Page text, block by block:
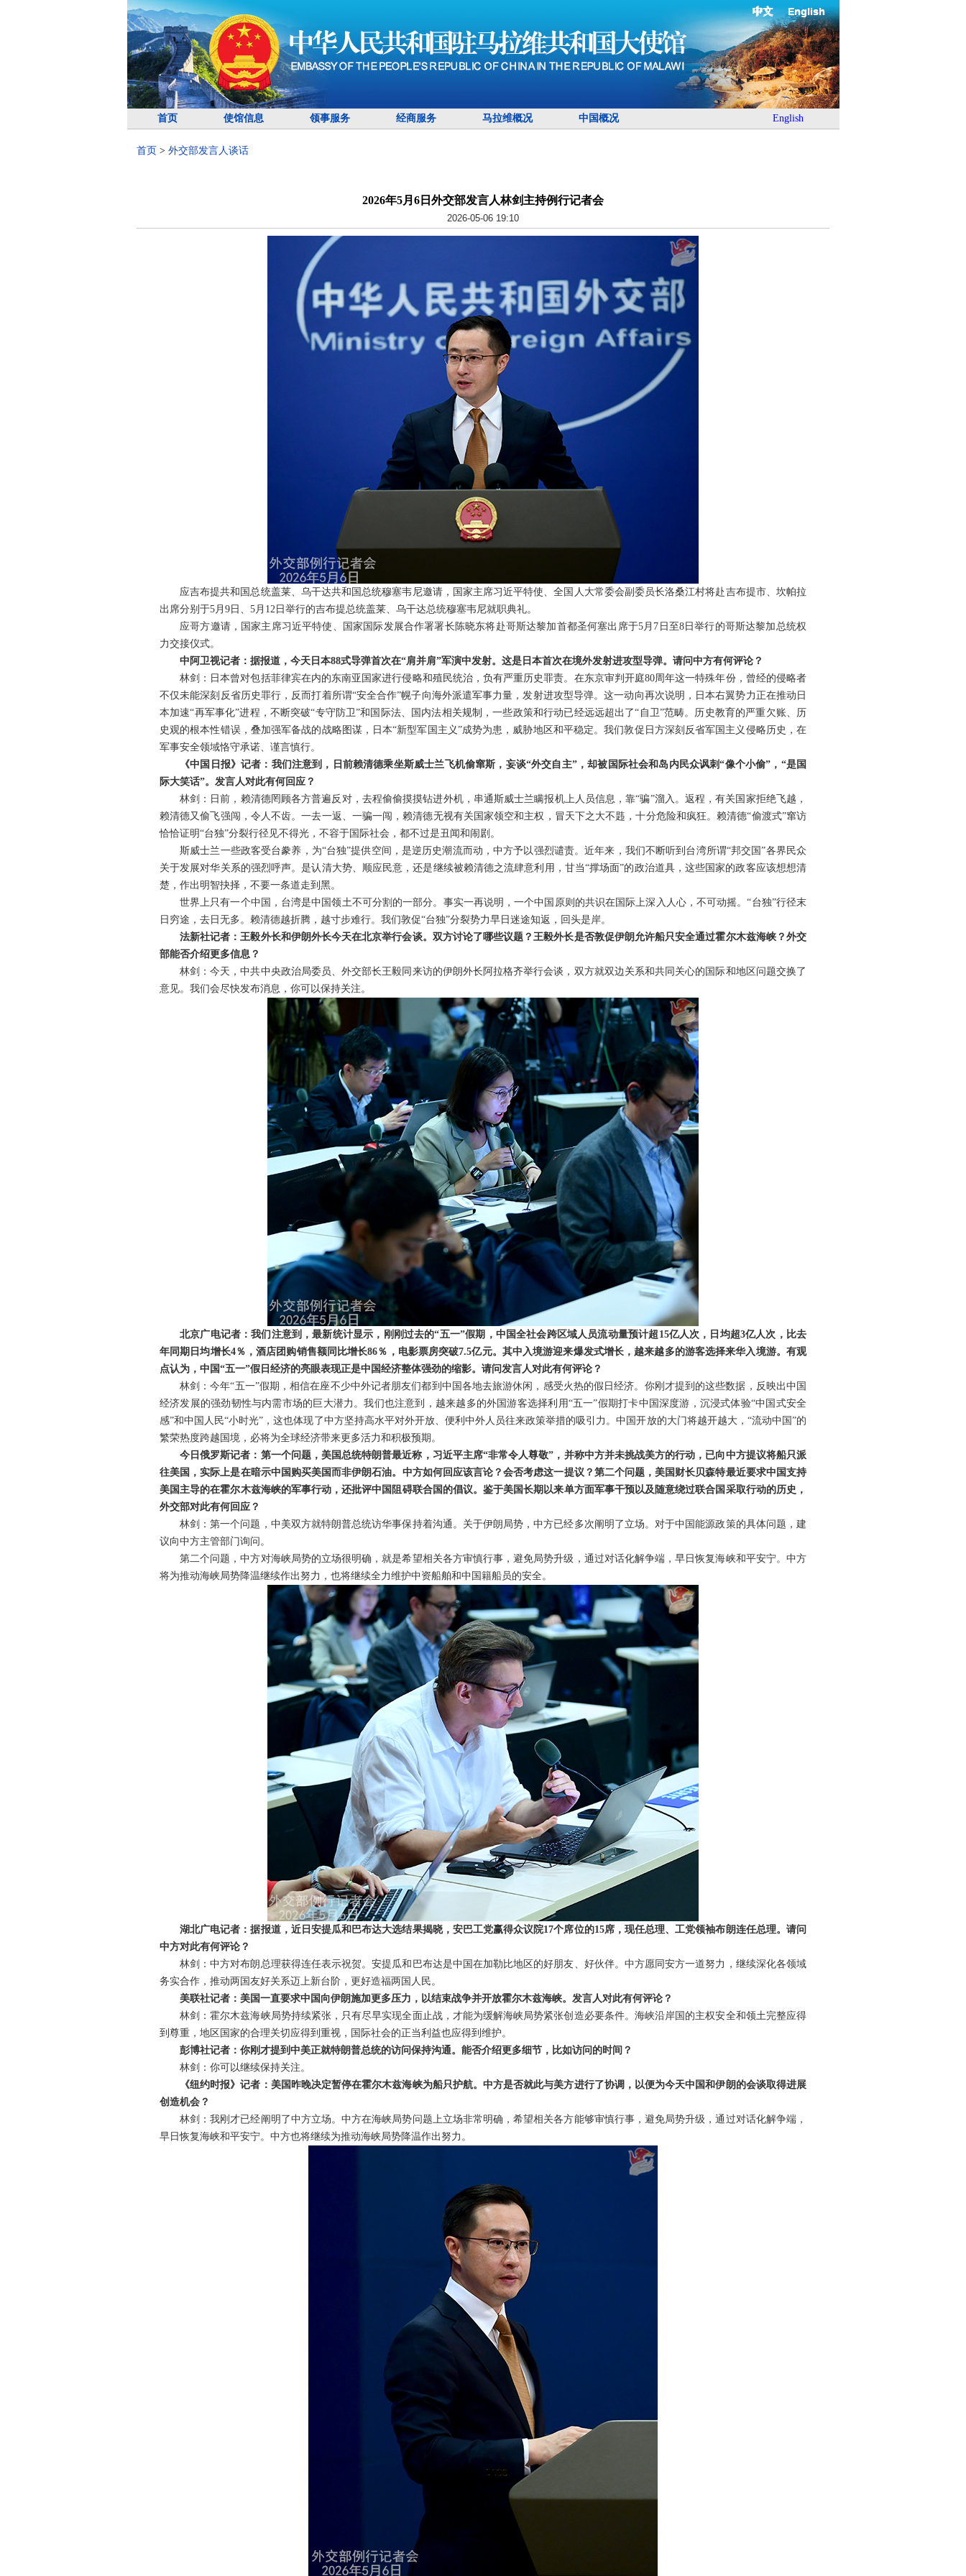
English
中文
首页 使馆信息 领事服务 经商服务 马拉维概况 中国概况 English
首页 > 外交部发言人谈话
2026年5月6日外交部发言人林剑主持例行记者会
2026-05-06 19:10
应吉布提共和国总统盖莱、乌干达共和国总统穆塞韦尼邀请，国家主席习近平特使、全国人大常委会副委员长洛桑江村将赴吉布提市、坎帕拉
出席分别于5月9日、5月12日举行的吉布提总统盖莱、乌干达总统穆塞韦尼就职典礼。
应哥方邀请，国家主席习近平特使、国家国际发展合作署署长陈晓东将赴哥斯达黎加首都圣何塞出席于5月7日至8日举行的哥斯达黎加总统权
力交接仪式。
中阿卫视记者：据报道，今天日本88式导弹首次在“肩并肩”军演中发射。这是日本首次在境外发射进攻型导弹。请问中方有何评论？
林剑：日本曾对包括菲律宾在内的东南亚国家进行侵略和殖民统治，负有严重历史罪责。在东京审判开庭80周年这一特殊年份，曾经的侵略者
不仅未能深刻反省历史罪行，反而打着所谓“安全合作”幌子向海外派遣军事力量，发射进攻型导弹。这一动向再次说明，日本右翼势力正在推动日
本加速“再军事化”进程，不断突破“专守防卫”和国际法、国内法相关规制，一些政策和行动已经远远超出了“自卫”范畴。历史教育的严重欠账、历
史观的根本性错误，叠加强军备战的战略图谋，日本“新型军国主义”成势为患，威胁地区和平稳定。我们敦促日方深刻反省军国主义侵略历史，在
军事安全领域恪守承诺、谨言慎行。
《中国日报》记者：我们注意到，日前赖清德乘坐斯威士兰飞机偷窜斯，妄谈“外交自主”，却被国际社会和岛内民众讽刺“像个小偷”，“是国
际大笑话”。发言人对此有何回应？
林剑：日前，赖清德罔顾各方普遍反对，去程偷偷摸摸钻进外机，串通斯威士兰瞒报机上人员信息，靠“骗”溜入。返程，有关国家拒绝飞越，
赖清德又偷飞强闯，令人不齿。一去一返、一骗一闯，赖清德无视有关国家领空和主权，冒天下之大不韪，十分危险和疯狂。赖清德“偷渡式”窜访
恰恰证明“台独”分裂行径见不得光，不容于国际社会，都不过是丑闻和闹剧。
斯威士兰一些政客受台豢养，为“台独”提供空间，是逆历史潮流而动，中方予以强烈谴责。近年来，我们不断听到台湾所谓“邦交国”各界民众
关于发展对华关系的强烈呼声。是认清大势、顺应民意，还是继续被赖清德之流肆意利用，甘当“撑场面”的政治道具，这些国家的政客应该想想清
楚，作出明智抉择，不要一条道走到黑。
世界上只有一个中国，台湾是中国领土不可分割的一部分。事实一再说明，一个中国原则的共识在国际上深入人心，不可动摇。“台独”行径末
日穷途，去日无多。赖清德越折腾，越寸步难行。我们敦促“台独”分裂势力早日迷途知返，回头是岸。
法新社记者：王毅外长和伊朗外长今天在北京举行会谈。双方讨论了哪些议题？王毅外长是否敦促伊朗允许船只安全通过霍尔木兹海峡？外交
部能否介绍更多信息？
林剑：今天，中共中央政治局委员、外交部长王毅同来访的伊朗外长阿拉格齐举行会谈，双方就双边关系和共同关心的国际和地区问题交换了
意见。我们会尽快发布消息，你可以保持关注。
北京广电记者：我们注意到，最新统计显示，刚刚过去的“五一”假期，中国全社会跨区域人员流动量预计超15亿人次，日均超3亿人次，比去
年同期日均增长4％，酒店团购销售额同比增长86％，电影票房突破7.5亿元。其中入境游迎来爆发式增长，越来越多的游客选择来华入境游。有观
点认为，中国“五一”假日经济的亮眼表现正是中国经济整体强劲的缩影。请问发言人对此有何评论？
林剑：今年“五一”假期，相信在座不少中外记者朋友们都到中国各地去旅游休闲，感受火热的假日经济。你刚才提到的这些数据，反映出中国
经济发展的强劲韧性与内需市场的巨大潜力。我们也注意到，越来越多的外国游客选择利用“五一”假期打卡中国深度游，沉浸式体验“中国式安全
感”和中国人民“小时光”，这也体现了中方坚持高水平对外开放、便利中外人员往来政策举措的吸引力。中国开放的大门将越开越大，“流动中国”的
繁荣热度跨越国境，必将为全球经济带来更多活力和积极预期。
今日俄罗斯记者：第一个问题，美国总统特朗普最近称，习近平主席“非常令人尊敬”，并称中方并未挑战美方的行动，已向中方提议将船只派
往美国，实际上是在暗示中国购买美国而非伊朗石油。中方如何回应该言论？会否考虑这一提议？第二个问题，美国财长贝森特最近要求中国支持
美国主导的在霍尔木兹海峡的军事行动，还批评中国阻碍联合国的倡议。鉴于美国长期以来单方面军事干预以及随意绕过联合国采取行动的历史，
外交部对此有何回应？
林剑：第一个问题，中美双方就特朗普总统访华事保持着沟通。关于伊朗局势，中方已经多次阐明了立场。对于中国能源政策的具体问题，建
议向中方主管部门询问。
第二个问题，中方对海峡局势的立场很明确，就是希望相关各方审慎行事，避免局势升级，通过对话化解争端，早日恢复海峡和平安宁。中方
将为推动海峡局势降温继续作出努力，也将继续全力维护中资船舶和中国籍船员的安全。
湖北广电记者：据报道，近日安提瓜和巴布达大选结果揭晓，安巴工党赢得众议院17个席位的15席，现任总理、工党领袖布朗连任总理。请问
中方对此有何评论？
林剑：中方对布朗总理获得连任表示祝贺。安提瓜和巴布达是中国在加勒比地区的好朋友、好伙伴。中方愿同安方一道努力，继续深化各领域
务实合作，推动两国友好关系迈上新台阶，更好造福两国人民。
美联社记者：美国一直要求中国向伊朗施加更多压力，以结束战争并开放霍尔木兹海峡。发言人对此有何评论？
林剑：霍尔木兹海峡局势持续紧张，只有尽早实现全面止战，才能为缓解海峡局势紧张创造必要条件。海峡沿岸国的主权安全和领土完整应得
到尊重，地区国家的合理关切应得到重视，国际社会的正当利益也应得到维护。
彭博社记者：你刚才提到中美正就特朗普总统的访问保持沟通。能否介绍更多细节，比如访问的时间？
林剑：你可以继续保持关注。
《纽约时报》记者：美国昨晚决定暂停在霍尔木兹海峡为船只护航。中方是否就此与美方进行了协调，以便为今天中国和伊朗的会谈取得进展
创造机会？
林剑：我刚才已经阐明了中方立场。中方在海峡局势问题上立场非常明确，希望相关各方能够审慎行事，避免局势升级，通过对话化解争端，
早日恢复海峡和平安宁。中方也将继续为推动海峡局势降温作出努力。